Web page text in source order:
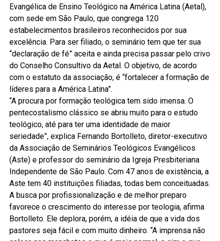
Evangélica de Ensino Teológico na América Latina (Aetal),
com sede em São Paulo, que congrega 120
estabelecimentos brasileiros reconhecidos por sua
excelência. Para ser filiado, o seminário tem que ter sua
“declaração de fé” aceita e ainda precisa passar pelo crivo
do Conselho Consultivo da Aetal. O objetivo, de acordo
com o estatuto da associação, é “fortalecer a formação de
líderes para a América Latina”.
“A procura por formação teológica tem sido imensa. O
pentecostalismo clássico se abriu muito para o estudo
teológico, até para ter uma identidade de maior
seriedade”, explica Fernando Bortolleto, diretor-executivo
da Associação de Seminários Teológicos Evangélicos
(Aste) e professor do seminário da Igreja Presbiteriana
Independente de São Paulo. Com 47 anos de existência, a
Aste tem 40 instituições filiadas, todas bem conceituadas.
A busca por profissionalização e de melhor preparo
favorece o crescimento do interesse por teologia, afirma
Bortolleto. Ele deplora, porém, a idéia de que a vida dos
pastores seja fácil e com muito dinheiro. “A imprensa não